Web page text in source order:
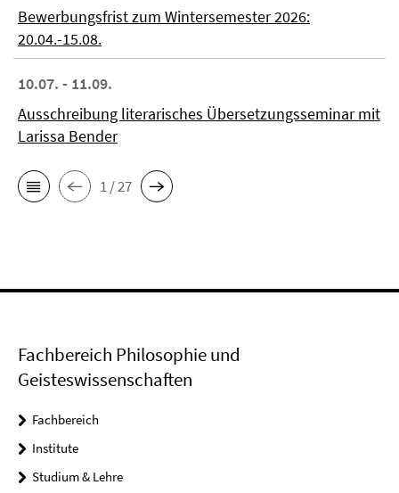
Bewerbungsfrist zum Wintersemester 2026:
20.04.-15.08.
10.07. - 11.09.
Ausschreibung literarisches Übersetzungsseminar mit
Larissa Bender
1 / 27
Fachbereich Philosophie und
Geisteswissenschaften
Fachbereich
Institute
Studium & Lehre